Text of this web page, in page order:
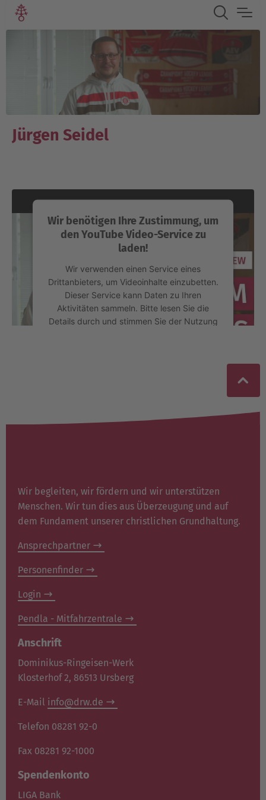
Jürgen Seidel
Wir benötigen Ihre Zustimmung, um
den YouTube Video-Service zu
laden!
Wir verwenden einen Service eines
Drittanbieters, um Videoinhalte einzubetten.
Dieser Service kann Daten zu Ihren
Aktivitäten sammeln. Bitte lesen Sie die
Details durch und stimmen Sie der Nutzung
Wir begleiten, wir fördern und wir unterstützen
Menschen. Wir tun dies aus Überzeugung und auf
dem Fundament unserer christlichen Grundhaltung.
Ansprechpartner
Personenfinder
Login
Pendla - Mitfahrzentrale
Anschrift
Dominikus-Ringeisen-Werk
Klosterhof 2, 86513 Ursberg
E-Mail info@drw.de
Telefon 08281 92-0
Fax 08281 92-1000
Spendenkonto
LIGA Bank